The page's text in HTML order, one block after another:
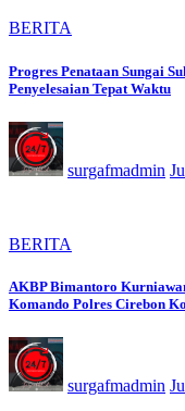
BERITA
Progres Penataan Sungai
Penyelesaian Tepat Waktu
surgafmadmin
BERITA
AKBP Bimantoro
Komando Polres Cirebon
surgafmadmin